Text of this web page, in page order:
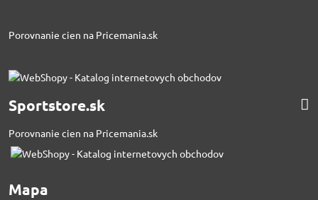
Porovnanie cien na Pricemania.sk
Sportstore.sk
Porovnanie cien na Pricemania.sk
Mapa